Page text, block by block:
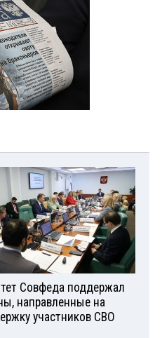
Совфеда поддержал
направленные на
участников СВО